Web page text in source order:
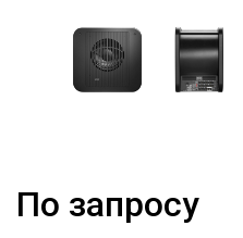
По запросу